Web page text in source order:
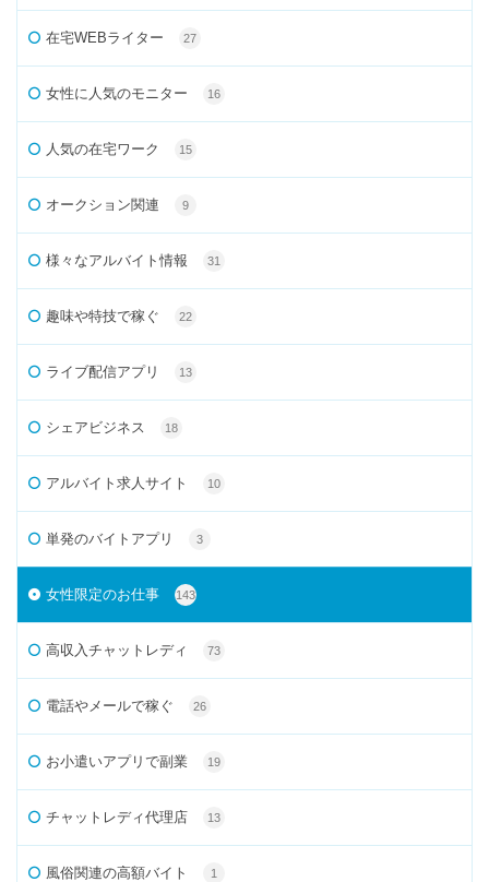
在宅WEBライター 27
女性に人気のモニター 16
人気の在宅ワーク 15
オークション関連 9
様々なアルバイト情報 31
趣味や特技で稼ぐ 22
ライブ配信アプリ 13
シェアビジネス 18
アルバイト求人サイト 10
単発のバイトアプリ 3
女性限定のお仕事 143
高収入チャットレディ 73
電話やメールで稼ぐ 26
お小遣いアプリで副業 19
チャットレディ代理店 13
風俗関連の高額バイト 1